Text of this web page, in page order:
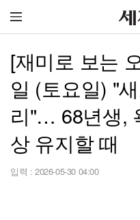
[재미로 보는
일 (토요일) "
리"… 68년생,
상 유지할 때
입력 : 2026-05-30 04:00